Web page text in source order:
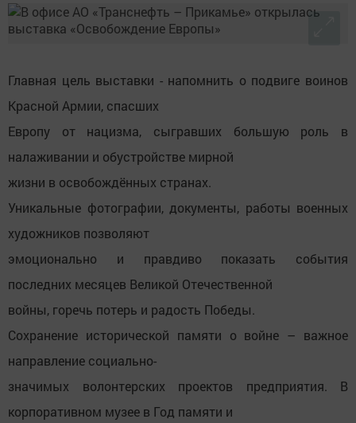
Главная цель выставки - напомнить о подвиге воинов
Красной Армии, спасших
Европу от нацизма, сыгравших большую роль в
налаживании и обустройстве мирной
жизни в освобождённых странах.
Уникальные фотографии, документы, работы военных
художников позволяют
эмоционально и правдиво показать события
последних месяцев Великой Отечественной
войны, горечь потерь и радость Победы.
Сохранение исторической памяти о войне – важное
направление социально-
значимых волонтерских проектов предприятия. В
корпоративном музее в Год памяти и